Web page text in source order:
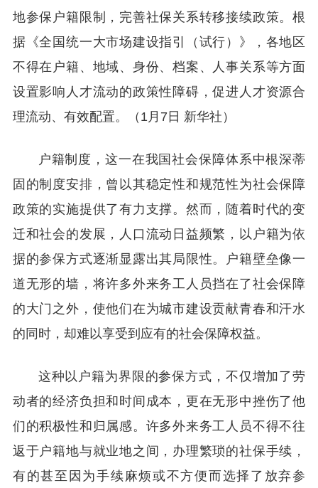
地参保户籍限制，完善社保关系转移接续政策。根
据《全国统一大市场建设指引（试行）》，各地区
不得在户籍、地域、身份、档案、人事关系等方面
设置影响人才流动的政策性障碍，促进人才资源合
理流动、有效配置。（1月7日 新华社）
户籍制度，这一在我国社会保障体系中根深蒂
固的制度安排，曾以其稳定性和规范性为社会保障
政策的实施提供了有力支撑。然而，随着时代的变
迁和社会的发展，人口流动日益频繁，以户籍为依
据的参保方式逐渐显露出其局限性。户籍壁垒像一
道无形的墙，将许多外来务工人员挡在了社会保障
的大门之外，使他们在为城市建设贡献青春和汗水
的同时，却难以享受到应有的社会保障权益。
这种以户籍为界限的参保方式，不仅增加了劳
动者的经济负担和时间成本，更在无形中挫伤了他
们的积极性和归属感。许多外来务工人员不得不往
返于户籍地与就业地之间，办理繁琐的社保手续，
有的甚至因为手续麻烦或不方便而选择了放弃参